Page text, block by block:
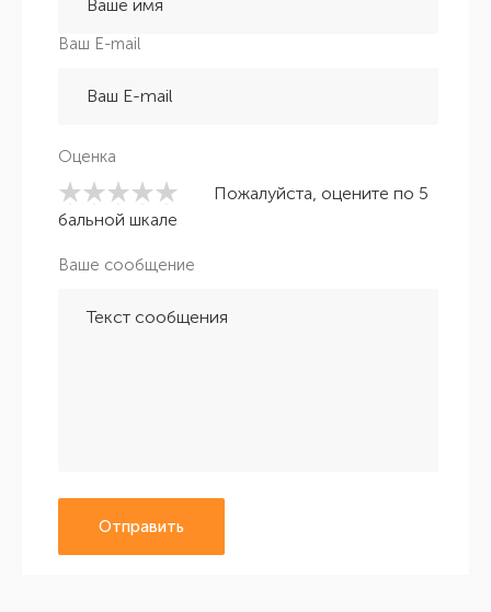
Ваш E-mail
Оценка
Пожалуйста, оцените по 5
бальной шкале
Ваше сообщение
Отправить